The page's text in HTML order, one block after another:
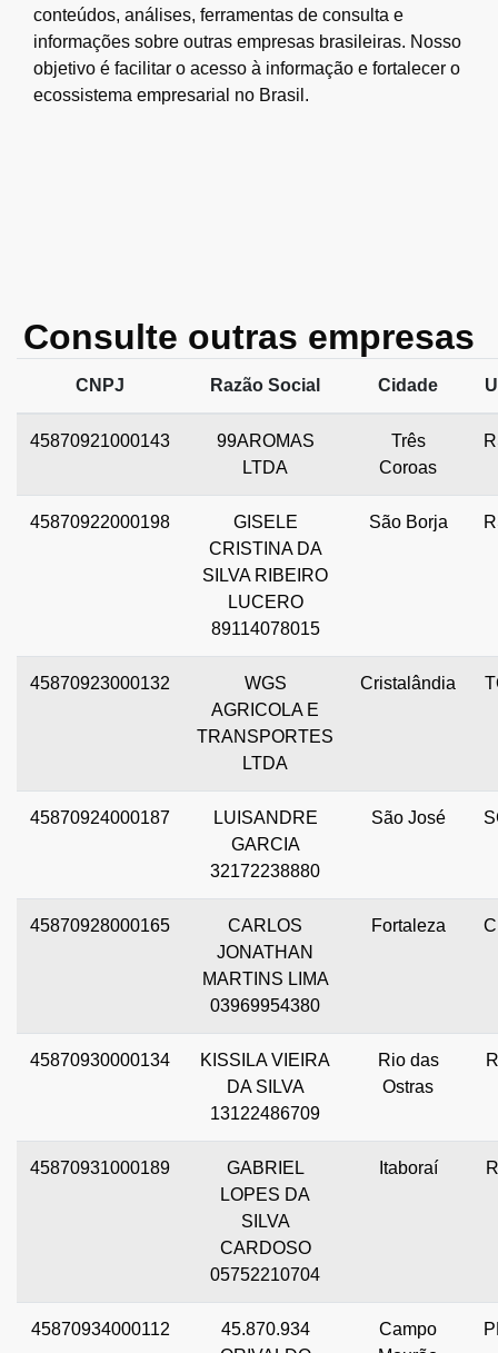
conteúdos, análises, ferramentas de consulta e
informações sobre outras empresas brasileiras. Nosso
objetivo é facilitar o acesso à informação e fortalecer o
ecossistema empresarial no Brasil.
Consulte outras empresas
CNPJ Razão Social Cidade
45870921000143
99AROMAS
LTDA
Três
Coroas
45870922000198
GISELE
CRISTINA DA
SILVA RIBEIRO
LUCERO
89114078015
São Borja
45870923000132
WGS
AGRICOLA E
TRANSPORTES
LTDA
Cristalândia
45870924000187
LUISANDRE
GARCIA
32172238880
São José
45870928000165
CARLOS
JONATHAN
MARTINS LIMA
03969954380
Fortaleza
45870930000134
KISSILA VIEIRA
DA SILVA
13122486709
Rio das
Ostras
45870931000189
GABRIEL
LOPES DA
SILVA
CARDOSO
05752210704
Itaboraí
45870934000112
45.870.934
Campo